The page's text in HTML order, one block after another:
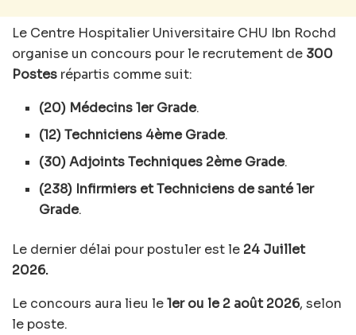
Le Centre Hospitalier Universitaire CHU Ibn Rochd
organise un concours pour le recrutement de 300
Postes répartis comme suit:
(20) Médecins 1er Grade.
(12) Techniciens 4ème Grade.
(30) Adjoints Techniques 2ème Grade.
(238) Infirmiers et Techniciens de santé 1er
Grade.
Le dernier délai pour postuler est le 24 Juillet
2026.
Le concours aura lieu le1er ou le 2 août 2026, selon
le poste.